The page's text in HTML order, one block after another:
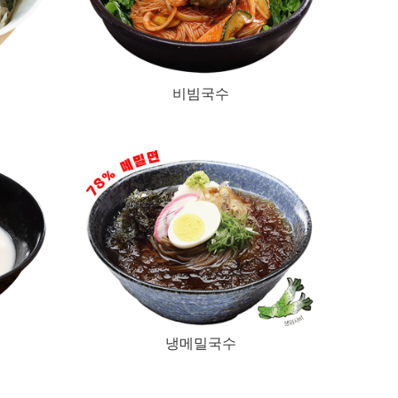
비빔국수
냉메밀국수